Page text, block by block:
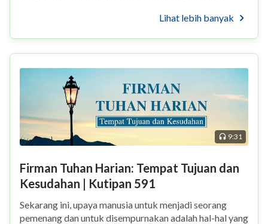
Lihat lebih banyak
9:31
Firman Tuhan Harian: Tempat Tujuan dan
Kesudahan | Kutipan 591
Sekarang ini, upaya manusia untuk menjadi seorang
pemenang dan untuk disempurnakan adalah hal-hal yang